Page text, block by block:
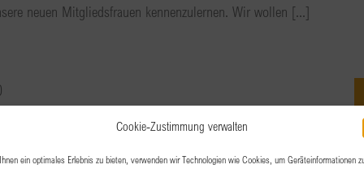
Cookie-Zustimmung verwalten
ein optimales Erlebnis zu bieten, verwenden wir Technologien wie Cookies, um Geräteinformationen
neuen Mitgliedsfrauen kennenzulernen. Wir wollen [...]